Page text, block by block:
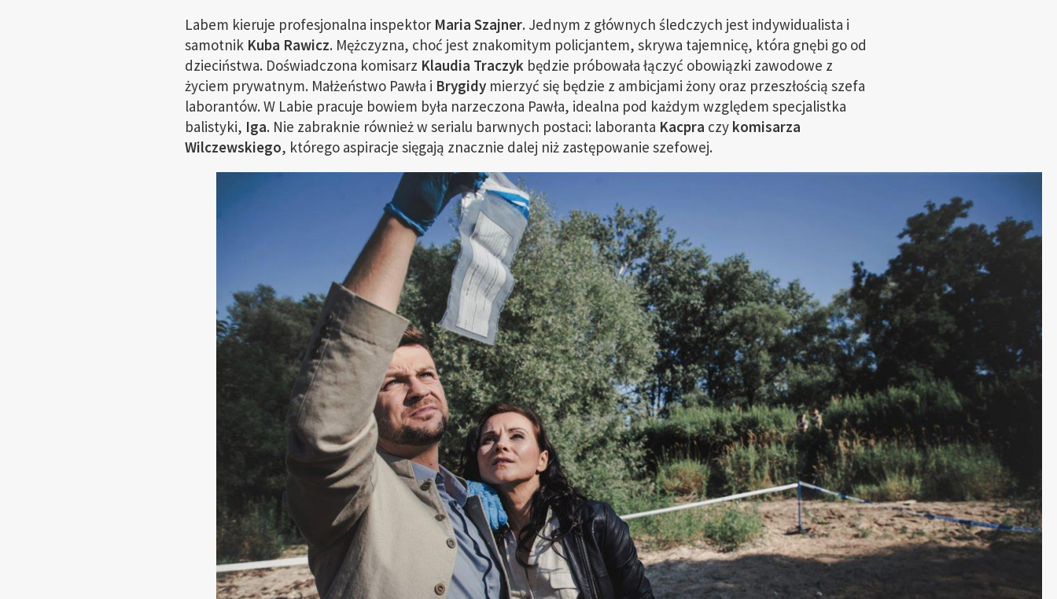
Labem kieruje profesjonalna inspektor Maria Szajner. Jednym z głównych śledczych jest indywidualista i
samotnik Kuba Rawicz. Mężczyzna, choć jest znakomitym policjantem, skrywa tajemnicę, która gnębi go od
dzieciństwa. Doświadczona komisarz Klaudia Traczykbędzie próbowała łączyć obowiązki zawodowe z
życiem prywatnym. Małżeństwo Pawła i Brygidymierzyć się będzie z ambicjami żony oraz przeszłością szefa
laborantów. W Labie pracuje bowiem była narzeczona Pawła, idealna pod każdym względem specjalistka
balistyki, Iga. Nie zabraknie również w serialu barwnych postaci: laboranta Kacpra czy komisarza
Wilczewskiego, którego aspiracje sięgają znacznie dalej niż zastępowanie szefowej.